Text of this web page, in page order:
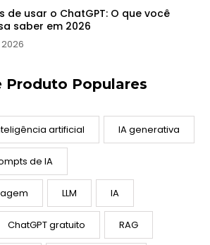
de usar o ChatGPT: O que você
saber em 2026
Produto Populares
artificial IA generativa
de IA
LLM IA
ChatGPT gratuito RAG